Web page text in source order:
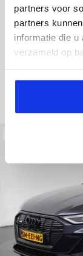
partners voor
partners
informatie die u
verzameld op
34.998
electronic
Kopen
36.895,-